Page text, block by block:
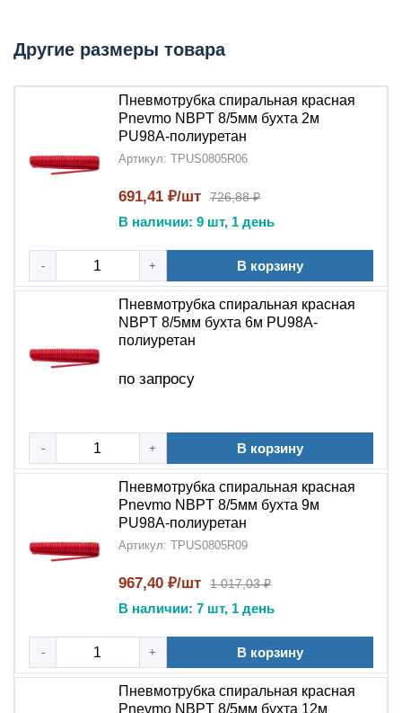
Спиральная конструкция
подвижность
Яркий красный цвет- улучшает видимость в
сложных
пневмосистемах
Высокая гибкость
Долговечность- срок службы в 3-5 раз выше
Области применения:
Автомобильные сервисы и шиномонтаж
Промышленные мобильные установки
Строительная техника и оборудование
Аварийные и ремонтные системы
Идеальная мобильность для подвижных
соединений
Надежность корейского производителяNBPT
Другие размеры товара
Пневмотрубка спиральная красная
Pnevmo NBPT 8/5мм бухта 2м
PU98A-полиуретан
Артикул: TPUS0805R06
691,41 ₽/шт 726,88 ₽
В наличии: 9 шт, 1 день
- + В корзину
Пневмотрубка спиральная красная
NBPT 8/5мм бухта 6м PU98A-
полиуретан
по запросу
- + В корзину
Пневмотрубка спиральная красная
Pnevmo NBPT 8/5мм бухта 9м
PU98A-полиуретан
Артикул: TPUS0805R09
967,40 ₽/шт 1 017,03 ₽
В наличии: 7 шт, 1 день
- + В корзину
Пневмотрубка спиральная красная
Pnevmo NBPT 8/5мм бухта 12м